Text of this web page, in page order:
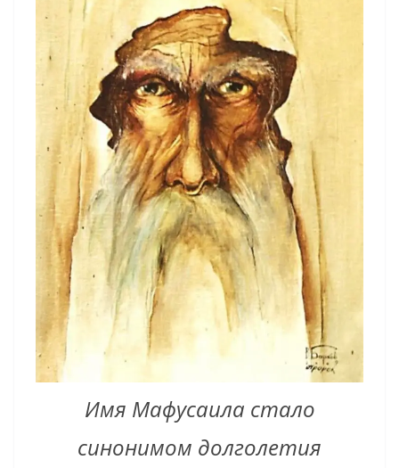
Имя Мафусаила стало
синонимом долголетия